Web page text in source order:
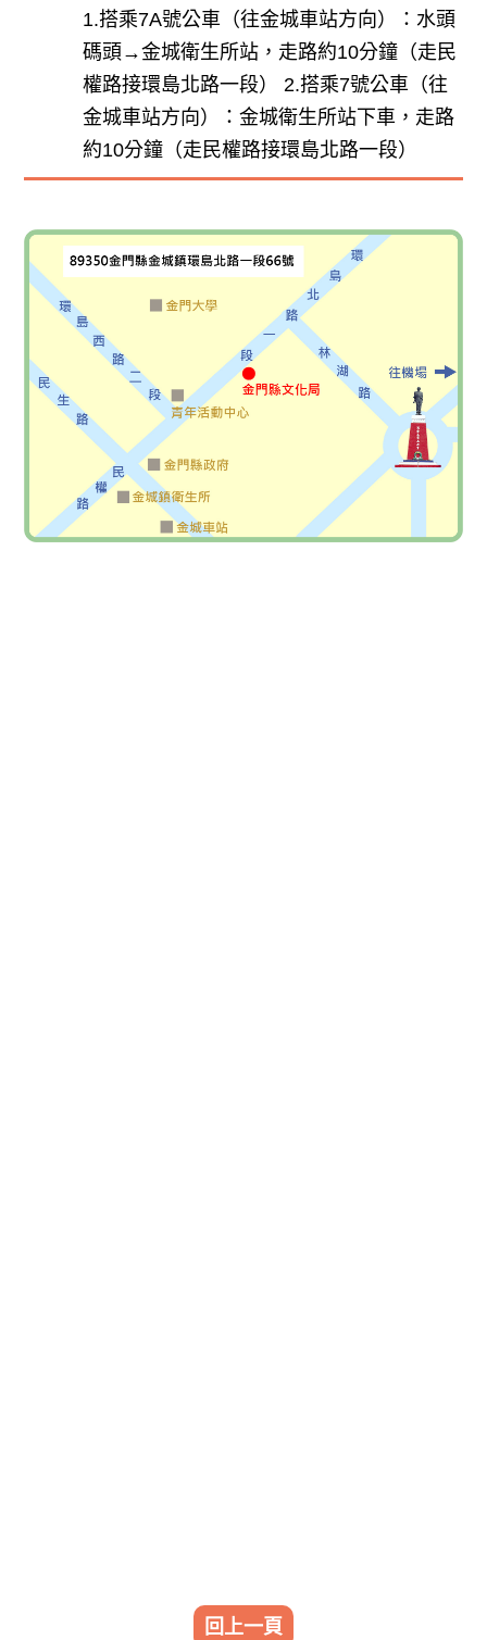
1.搭乘7A號公車（往金城車站方向）：水頭
碼頭→金城衛生所站，走路約10分鐘（走民
權路接環島北路一段） 2.搭乘7號公車（往
金城車站方向）：金城衛生所站下車，走路
約10分鐘（走民權路接環島北路一段）
回上一頁